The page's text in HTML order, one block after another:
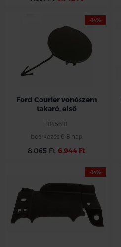
-14%
Ford Courier vonószem
takaró, első
1845618
beérkezés 6-8 nap
8.065 Ft6.944 Ft
-14%